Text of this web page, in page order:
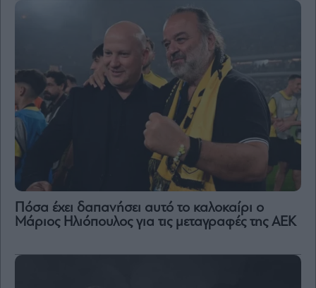
Πόσα έχει δαπανήσει αυτό το καλοκαίρι ο
Μάριος Ηλιόπουλος για τις μεταγραφές της ΑΕΚ